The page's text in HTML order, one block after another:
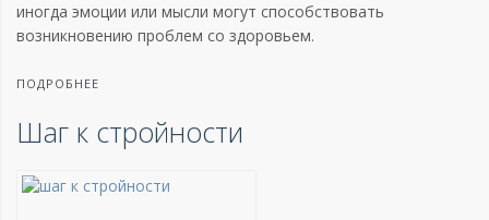
иногда эмоции или мысли могут способствовать
возникновению проблем со здоровьем.
ПОДРОБНЕЕ
Шаг к стройности